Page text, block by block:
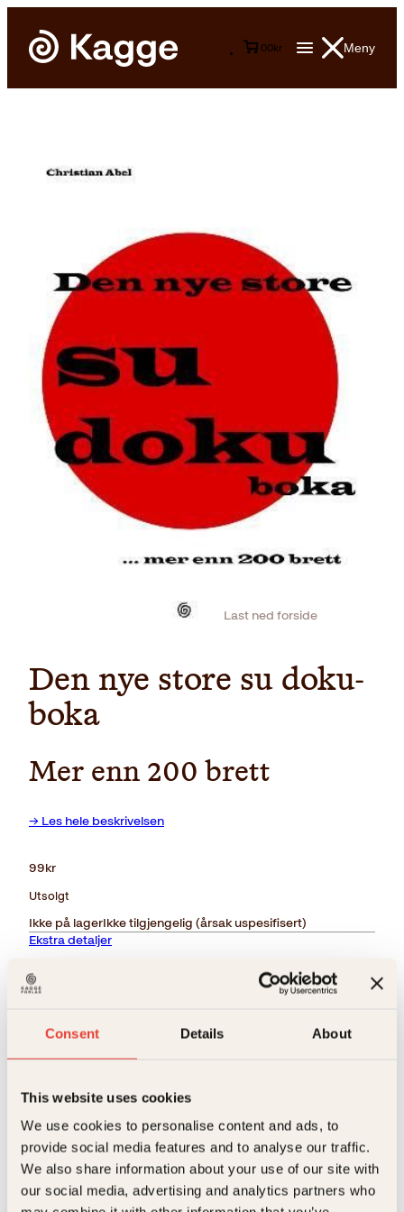
Consent Details About
This website uses cookies
We use cookies to personalise content and ads, to
provide social media features and to analyse our traffic.
We also share information about your use of our site with
our social media, advertising and analytics partners who
Meny
00kr
Last ned forside
Den nye store su doku-
boka
Mer enn 200 brett
→ Les hele beskrivelsen
99kr
Utsolgt
Ikke på lagerIkke tilgjengelig (årsak uspesifisert)
Ekstra detaljer
Kagge Forlag AS,
Målgruppe Voksen
Språk
ISBN
Utgivelsesår 2009
Bokformat Pocket
Antall sider 159
Relaterte produkter